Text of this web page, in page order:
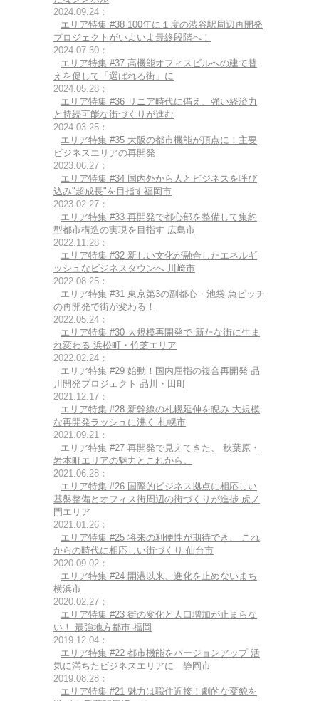
2024.09.24：
エリア特集 #38 100年に１度の渋谷駅周辺再開発
プロジェクトがいよいよ最終段階へ！
2024.07.30：
エリア特集 #37 高機能オフィスビルへの建て替
えを促して「選ばれる街」に
2024.05.28：
エリア特集 #36 リニア時代に備え、強い経済力
と持続可能な街づくりが進む
2024.03.25：
エリア特集 #35 大阪の都市機能が頂点に！主要
ビジネスエリアの再開発
2023.06.27：
エリア特集 #34 国内外から人とビジネスを呼び
込み"超成長"を目指す福岡市
2023.02.27：
エリア特集 #33 再開発で都心部を整備して集約
型都市構造の実現を目指す 広島市
2022.11.28：
エリア特集 #32 新しい文化が融合したエネルギ
ッシュなビジネスタウンへ 川崎市
2022.08.25：
エリア特集 #31 東京第3の副都心・池袋 急ピッチ
の再開発で街が変わる！
2022.05.24：
エリア特集 #30 大規模再開発で 新たな街に生ま
れ変わる 浜松町・竹芝エリア
2022.02.24：
エリア特集 #29 始動！国内屈指の複合再開発 品
川開発プロジェクト 品川・田町
2021.12.17：
エリア特集 #28 新幹線の札幌延伸を睨み 大規模
な再開発ラッシュに沸く 札幌市
2021.09.21：
エリア特集 #27 再開発で見えてきた、 秋葉原・
岩本町エリアの魅力とこれから。
2021.06.28：
エリア特集 #26 国際的ビジネス拠点に相応しい
基盤整備とオフィス街周辺の街づくりが進捗 虎ノ
門エリア
2021.01.26：
エリア特集 #25 将来の利便性が期待でき、 これ
からの時代に相応しい街づくり 仙台市
2020.09.02：
エリア特集 #24 開港以来、進化を止めないまち
横浜市
2020.02.27：
エリア特集 #23 街の変化と人口増加が止まらな
い！ 最強地方都市 福岡
2019.12.04：
エリア特集 #22 都市機能をバージョンアップ 活
気に満ちたビジネスエリアに 静岡市
2019.08.28：
エリア特集 #21 魅力は職住近接！劇的な変貌を